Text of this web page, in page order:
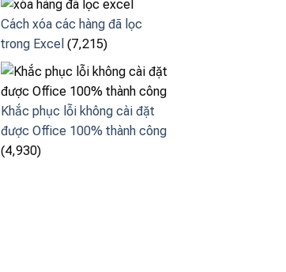
Cách xóa các hàng đã lọc
trong Excel (7,215)
Khắc phục lỗi không cài đặt
được Office 100% thành công
(4,930)